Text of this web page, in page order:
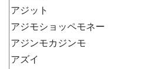
アジット
アジモショッペモネー
アジンモカジンモ
アズイ